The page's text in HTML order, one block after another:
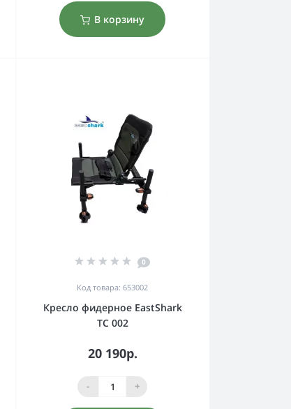
В корзину
0
Код товара: 653002
Кресло фидерное EastShark
TC 002
20 190р.
- +